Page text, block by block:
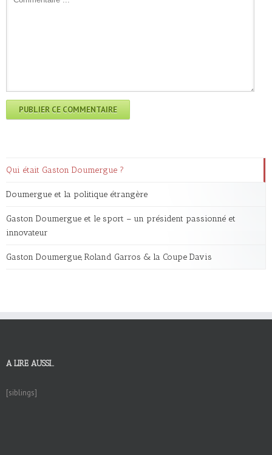
Qui était Gaston Doumergue ?
Doumergue et la politique étrangère
Gaston Doumergue et le sport – un président passionné et
innovateur
Gaston Doumergue, Roland Garros & la Coupe Davis
A LIRE AUSSI…
[siblings]